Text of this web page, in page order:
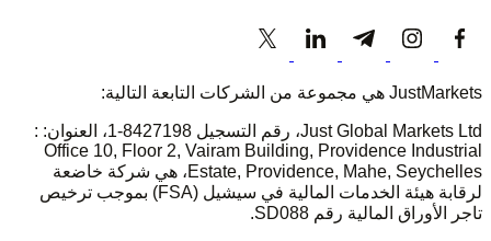
JustMarkets هي مجموعة من الشركات التابعة التالية:
Just Global Markets Ltd، رقم التسجيل 8427198-1، العنوان: :
Office 10, Floor 2, Vairam Building, Providence Industrial
Estate, Providence, Mahe, Seychelles، هي شركة خاضعة
لرقابة هيئة الخدمات المالية في سيشيل (FSA) بموجب ترخيص
تاجر الأوراق المالية رقم SD088.